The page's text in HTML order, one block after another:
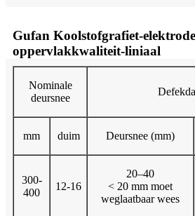
Gufan Koolstofgrafiet-
oppervlakkwaliteit-liniaal
Nominale
deursnee
mm duim Deursnee (mm)
300-
400
12-16
20–40
< 20 mm moet
weglaatbaar wees